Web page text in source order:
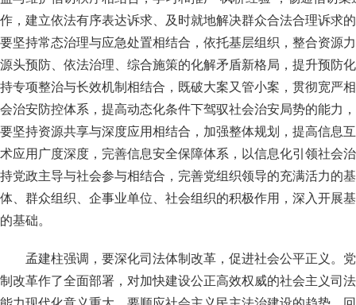
作，建立依法有序表达诉求、及时就地解决群众合法合理诉求
要坚持常态治理与应急处置相结合，依托基层组织，整合资源
源头预防、依法治理、综合施策的化解矛盾新格局，提升预防
持专项整治与长效机制相结合，既破大案又管小案，贯彻宽严
会治安防控体系，提高动态化条件下驾驭社会治安局势的能力
要坚持资源共享与深度应用相结合，加强整体规划，提高信息
术应用广度深度，完善信息安全保障体系，以信息化引领社会
持党政主导与社会参与相结合，完善党组织领导的充满活力的
体、群众组织、企事业单位、社会组织的积极作用，深入开展
的基础。
孟建柱强调，要深化司法体制改革，促进社会公平正义。
制改革作了全面部署，对加快建设公正高效权威的社会主义司